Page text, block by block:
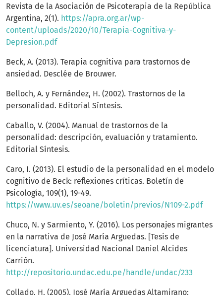
Revista de la Asociación de Psicoterapia de la República
Argentina, 2(1). https://apra.org.ar/wp-
content/uploads/2020/10/Terapia-Cognitiva-y-
Depresion.pdf
Beck, A. (2013). Terapia cognitiva para trastornos de
ansiedad. Desclée de Brouwer.
Belloch, A. y Fernández, H. (2002). Trastornos de la
personalidad. Editorial Síntesis.
Caballo, V. (2004). Manual de trastornos de la
personalidad: descripción, evaluación y tratamiento.
Editorial Síntesis.
Caro, I. (2013). El estudio de la personalidad en el modelo
cognitivo de Beck: reflexiones críticas. Boletín de
Psicología, 109(1), 19-49.
https://www.uv.es/seoane/boletin/previos/N109-2.pdf
Chuco, N. y Sarmiento, Y. (2016). Los personajes migrantes
en la narrativa de José María Arguedas. [Tesis de
licenciatura]. Universidad Nacional Daniel Alcides
Carrión.
http://repositorio.undac.edu.pe/handle/undac/233
Collado, H. (2005). José María Arguedas Altamirano: